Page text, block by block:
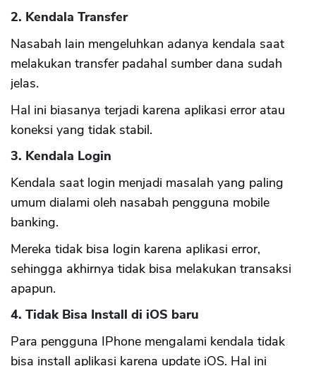
2. Kendala Transfer
Nasabah lain mengeluhkan adanya kendala saat
melakukan transfer padahal sumber dana sudah
jelas.
Hal ini biasanya terjadi karena aplikasi error atau
koneksi yang tidak stabil.
3. Kendala Login
Kendala saat login menjadi masalah yang paling
umum dialami oleh nasabah pengguna mobile
banking.
Mereka tidak bisa login karena aplikasi error,
sehingga akhirnya tidak bisa melakukan transaksi
apapun.
4. Tidak Bisa Install di iOS baru
Para pengguna IPhone mengalami kendala tidak
bisa install aplikasi karena update iOS. Hal ini